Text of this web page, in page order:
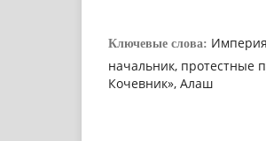
Ключевые слова:
начальник, протестные
Кочевник», Алаш